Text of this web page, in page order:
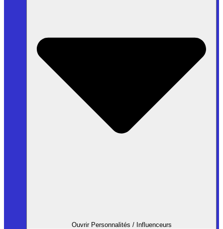
Ouvrir Personnalités / Influenceurs